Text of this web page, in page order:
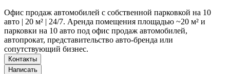
Офис продаж автомобилей с собственной парковкой на 10
авто | 20 м² | 24/7. Аренда помещения площадью ~20 м² и
парковки на 10 авто под офис продаж автомобилей,
автопрокат, представительство авто-бренда или
сопутствующий бизнес.
Контакты
Написать